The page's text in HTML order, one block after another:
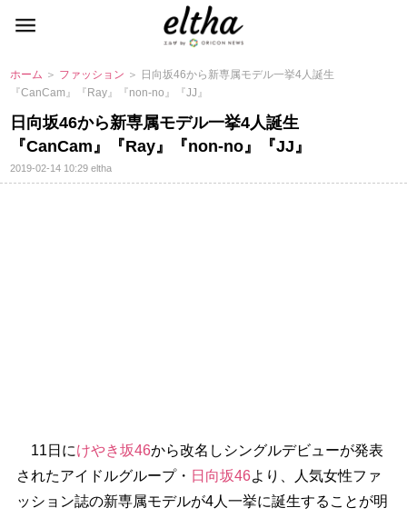
ホーム ＞ ファッション ＞ 日向坂46から新専属モデル一挙4人誕生
『CanCam』『Ray』『non-no』『JJ』
日向坂46から新専属モデル一挙4人誕生
『CanCam』『Ray』『non-no』『JJ』
2019-02-14 10:29eltha
11日にけやき坂46から改名しシングルデビューが発表
されたアイドルグループ・ 日向坂46より、人気女性ファ
ッション誌の新専属モデルが4人一挙に誕生することが明